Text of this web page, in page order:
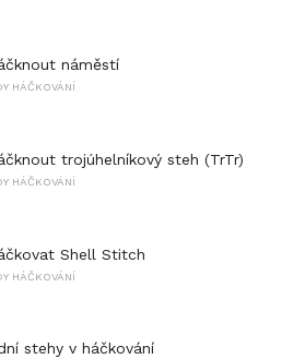
náměstí
HÁČKOVÁNÍ
trojúhelníkový steh (TrTr)
HÁČKOVÁNÍ
Shell Stitch
HÁČKOVÁNÍ
stehy v háčkování